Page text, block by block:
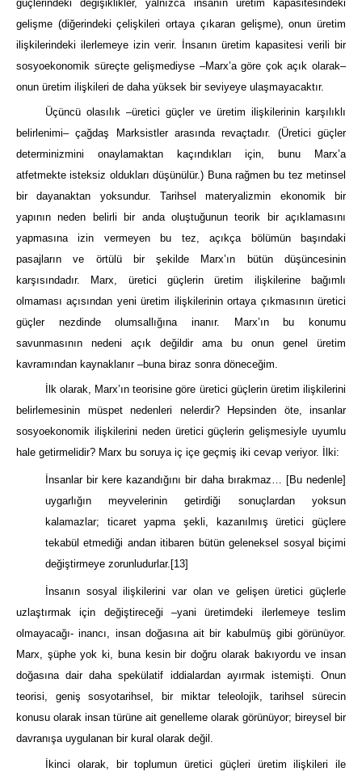
güçlerindeki değişiklikler, yalnızca insanın üretim kapasitesindeki
gelişme (diğerindeki çelişkileri ortaya çıkaran gelişme), onun üretim
ilişkilerindeki ilerlemeye izin verir. İnsanın üretim kapasitesi verili bir
sosyoekonomik süreçte gelişmediyse –Marx’a göre çok açık olarak–
onun üretim ilişkileri de daha yüksek bir seviyeye ulaşmayacaktır.
Üçüncü olasılık –üretici güçler ve üretim ilişkilerinin karşılıklı
belirlenimi– çağdaş Marksistler arasında revaçtadır. (Üretici güçler
determinizmini onaylamaktan kaçındıkları için, bunu Marx’a
atfetmekte isteksiz oldukları düşünülür.) Buna rağmen bu tez metinsel
bir dayanaktan yoksundur. Tarihsel materyalizmin ekonomik bir
yapının neden belirli bir anda oluştuğunun teorik bir açıklamasını
yapmasına izin vermeyen bu tez, açıkça bölümün başındaki
pasajların ve örtülü bir şekilde Marx’ın bütün düşüncesinin
karşısındadır. Marx, üretici güçlerin üretim ilişkilerine bağımlı
olmaması açısından yeni üretim ilişkilerinin ortaya çıkmasının üretici
güçler nezdinde olumsallığına inanır. Marx’ın bu konumu
savunmasının nedeni açık değildir ama bu onun genel üretim
kavramından kaynaklanır –buna biraz sonra döneceğim.
İlk olarak, Marx’ın teorisine göre üretici güçlerin üretim ilişkilerini
belirlemesinin müspet nedenleri nelerdir? Hepsinden öte, insanlar
sosyoekonomik ilişkilerini neden üretici güçlerin gelişmesiyle uyumlu
hale getirmelidir? Marx bu soruya iç içe geçmiş iki cevap veriyor. İlki:
İnsanlar bir kere kazandığını bir daha bırakmaz… [Bu nedenle]
uygarlığın meyvelerinin getirdiği sonuçlardan yoksun
kalamazlar; ticaret yapma şekli, kazanılmış üretici güçlere
tekabül etmediği andan itibaren bütün geleneksel sosyal biçimi
değiştirmeye zorunludurlar. [13]
İnsanın sosyal ilişkilerini var olan ve gelişen üretici güçlerle
uzlaştırmak için değiştireceği –yani üretimdeki ilerlemeye teslim
olmayacağı- inancı, insan doğasına ait bir kabulmüş gibi görünüyor.
Marx, şüphe yok ki, buna kesin bir doğru olarak bakıyordu ve insan
doğasına dair daha spekülatif iddialardan ayırmak istemişti. Onun
teorisi, geniş sosyotarihsel, bir miktar teleolojik, tarihsel sürecin
konusu olarak insan türüne ait genelleme olarak görünüyor; bireysel bir
davranışa uygulanan bir kural olarak değil.
İkinci olarak, bir toplumun üretici güçleri üretim ilişkileri ile